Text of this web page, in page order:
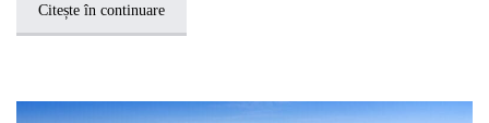
Citește în continuare